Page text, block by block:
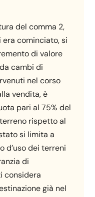
del comma 2,
cominciato, si
di valore
cambi di
nel corso
vendita, è
pari al 75% del
rispetto al
si limita a
d’uso dei terreni
di
considera
già nel